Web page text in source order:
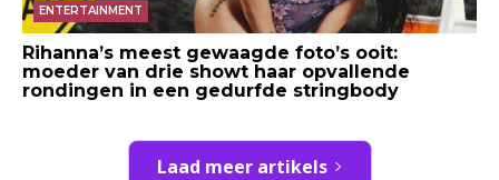
ENTERTAINMENT
Rihanna’s meest gewaagde foto’s ooit:
moeder van drie showt haar opvallende
rondingen in een gedurfde stringbody
Laad meer artikels